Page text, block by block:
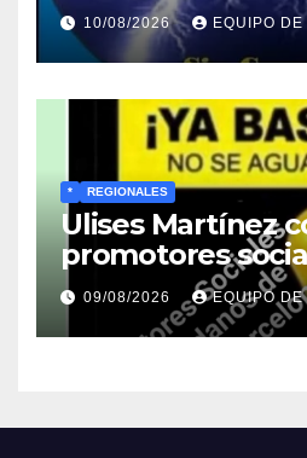
10/08/2026 EQUIPO
* REGIONALES
Ulises Martínez
promotores
encuentro
lunes en Barcelona en
de los apagones
09/08/2026 EQUIPO